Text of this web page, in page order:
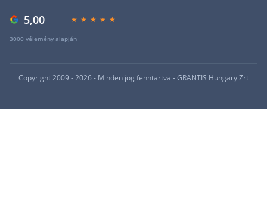
5,00
3000 vélemény alapján
Copyright 2009 - 2026 - Minden jog fenntartva - GRANTIS Hungary Zrt